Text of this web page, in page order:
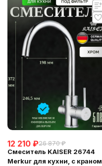
12 210 ₽26 870 ₽
Смеситель KAISER 26744
Merkur для кухни, с краном